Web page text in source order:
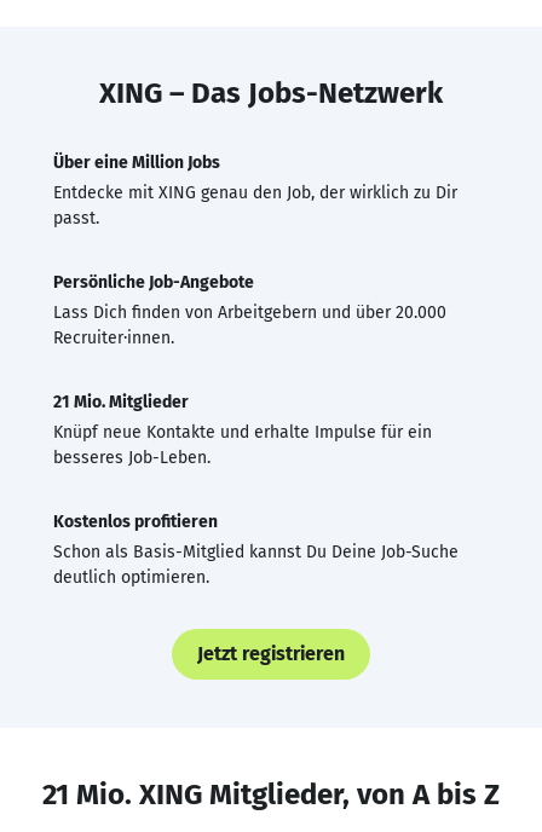
XING – Das Jobs-Netzwerk
Über eine Million Jobs
Entdecke mit XING genau den Job, der wirklich zu Dir
passt.
Persönliche Job-Angebote
Lass Dich finden von Arbeitgebern und über 20.000
Recruiter·innen.
21 Mio. Mitglieder
Knüpf neue Kontakte und erhalte Impulse für ein
besseres Job-Leben.
Kostenlos profitieren
Schon als Basis-Mitglied kannst Du Deine Job-Suche
deutlich optimieren.
Jetzt registrieren
21 Mio. XING Mitglieder, von A bis Z